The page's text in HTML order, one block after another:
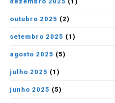
outubro 2025 (2)
setembro 2025 (1)
agosto 2025 (5)
julho 2025 (1)
junho 2025 (5)